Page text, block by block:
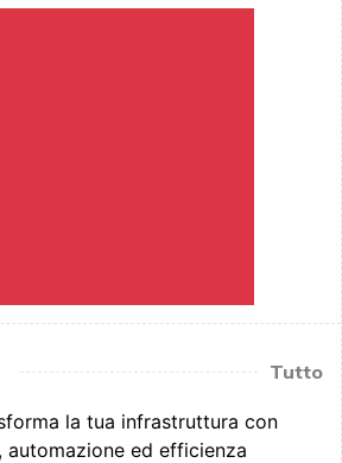
Tutto
la tua infrastruttura con
automazione ed efficienza